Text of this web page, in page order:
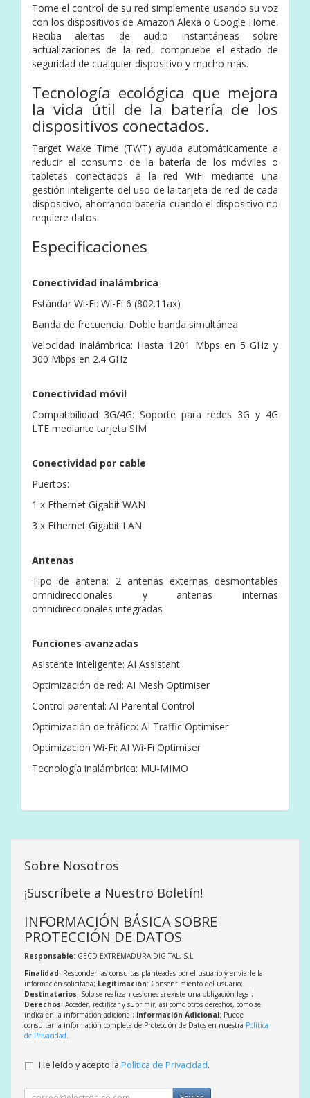
Tome el control de su red simplemente usando su voz
con los dispositivos de Amazon Alexa o Google Home.
Reciba alertas de audio instantáneas sobre
actualizaciones de la red, compruebe el estado de
seguridad de cualquier dispositivo y mucho más.
Tecnología ecológica que mejora
la vida útil de la batería de los
dispositivos conectados.
Target Wake Time (TWT) ayuda automáticamente a
reducir el consumo de la batería de los móviles o
tabletas conectados a la red WiFi mediante una
gestión inteligente del uso de la tarjeta de red de cada
dispositivo, ahorrando batería cuando el dispositivo no
requiere datos.
Especificaciones
Conectividad inalámbrica
Estándar Wi-Fi: Wi-Fi 6 (802.11ax)
Banda de frecuencia: Doble banda simultánea
Velocidad inalámbrica: Hasta 1201 Mbps en 5 GHz y
300 Mbps en 2.4 GHz
Conectividad móvil
Compatibilidad 3G/4G: Soporte para redes 3G y 4G
LTE mediante tarjeta SIM
Conectividad por cable
Puertos:
1 x Ethernet Gigabit WAN
3 x Ethernet Gigabit LAN
Antenas
Tipo de antena: 2 antenas externas desmontables
omnidireccionales y antenas internas
omnidireccionales integradas
Funciones avanzadas
Asistente inteligente: AI Assistant
Optimización de red: AI Mesh Optimiser
Control parental: AI Parental Control
Optimización de tráfico: AI Traffic Optimiser
Optimización Wi-Fi: AI Wi-Fi Optimiser
Tecnología inalámbrica: MU-MIMO
Sobre Nosotros
¡Suscríbete a Nuestro Boletín!
INFORMACIÓN BÁSICA SOBRE
PROTECCIÓN DE DATOS
Responsable: GECD EXTREMADURA DIGITAL, S.L
Finalidad: Responder las consultas planteadas por el usuario y enviarle la
información solicitada; Legitimación: Consentimiento del usuario;
Destinatarios: Solo se realizan cesiones si existe una obligación legal;
Derechos: Acceder, rectificar y suprimir, así como otros derechos, como se
indica en la información adicional; Información Adicional: Puede
consultar la información completa de Protección de Datos en nuestra Política
de Privacidad
He leído y acepto la Política de Privacidad.